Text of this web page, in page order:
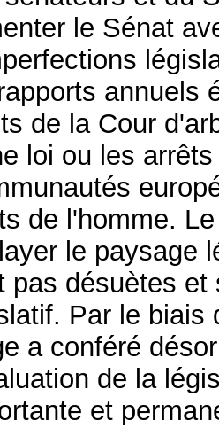
le Sénat
annuels
de la Cour
loi ou les
de l'homme.
le paysage
pas désuètes et
Par le
a conféré
de la
et